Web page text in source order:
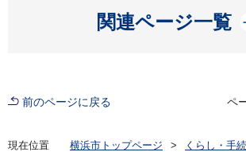
関連ページ一覧
開く
前のページに戻る ペ
現在位置 横浜市トップページ
くらし・手